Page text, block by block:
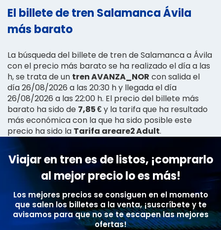
El billete de tren Salamanca Ávila
más barato
La búsqueda del billete de tren de Salamanca a Ávila
con el precio más barato se ha realizado el día a las
h, se trata de un tren AVANZA_NOR con salida el
día 26/08/2026 a las 20:30 h y llegada el día
26/08/2026 a las 22:00 h. El precio del billete más
barato ha sido de 7,85 €y la tarifa que ha resultado
más económica con la que ha sido posible este
precio ha sido la Tarifa areare2 Adult.
Viajar en tren es de listos, ¡comprarlo
al mejor precio lo es más!
Los mejores precios se consiguen en el momento
que salen los billetes a la venta, ¡suscríbete y te
avisamos para que no se te escapen las mejores
ofertas!